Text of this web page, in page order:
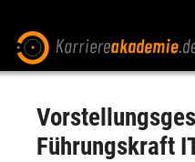
DOWNLOADS
ENGLISCHE DOWNLOADS
Führungskraft